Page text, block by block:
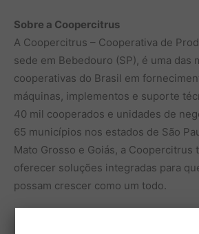
Sobre a Coopercitrus
A Coopercitrus – Cooperativa de
sede em Bebedouro (SP), é uma das
cooperativas do Brasil em
máquinas, implementos e suporte
40 mil cooperados e unidades de
65 municípios nos estados de São
Mato Grosso e Goiás, a Coopercitrus
oferecer soluções integradas para
possam crescer como um todo.